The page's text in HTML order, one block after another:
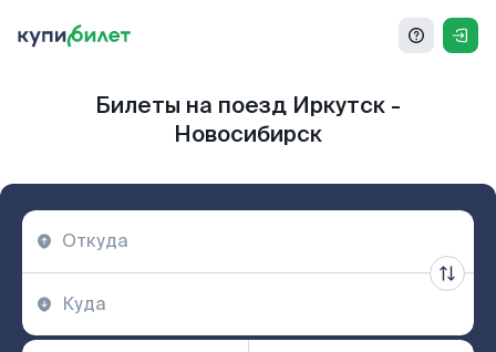
Билеты на поезд Иркутск -
Новосибирск